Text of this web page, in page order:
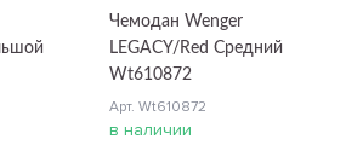
Чемодан Wenger
LEGACY/Red Средний
Wt610872
Арт. Wt610872
в наличии